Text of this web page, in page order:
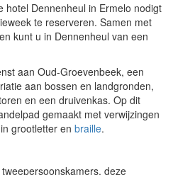
hotel Dennenheul in Ermelo nodigt
te reserveren. Samen met
kunt u in Dennenheul van een
aan Oud-Groevenbeek, een
aan bossen en landgronden,
en een druivenkas. Op dit
gemaakt met verwijzingen
grootletter en braille.
deze